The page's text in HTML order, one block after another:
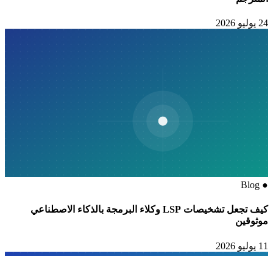
24 يوليو 2026
●
Blog
كيف تجعل تشخيصات LSP وكلاء البرمجة بالذكاء الاصطناعي
موثوقين
11 يوليو 2026